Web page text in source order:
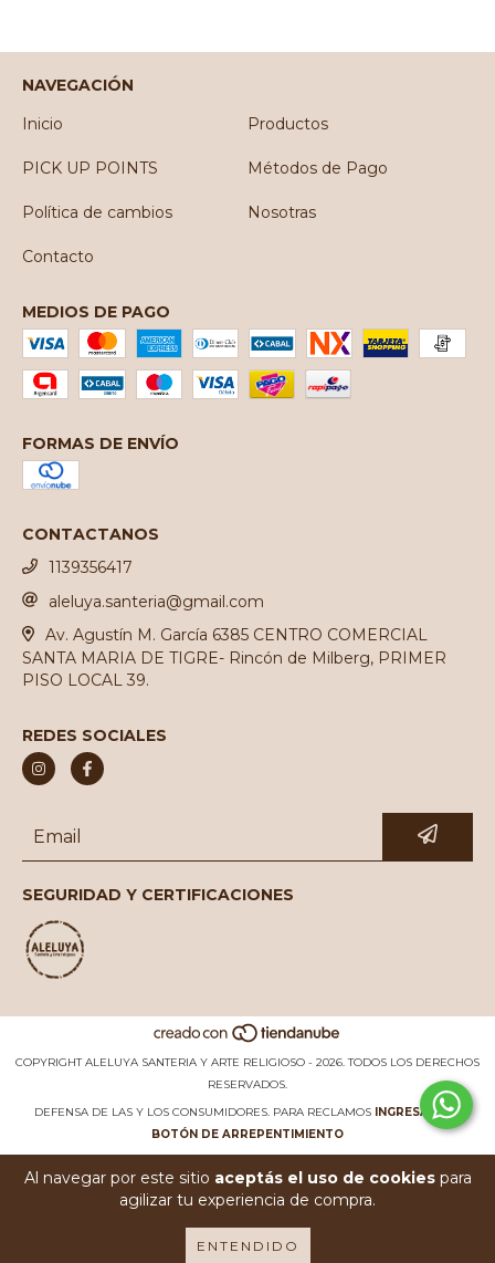
Al navegar por este sitio aceptás el uso de cookiespara
agilizar tu experiencia de compra.
ENTENDIDO
NAVEGACIÓN
Inicio
Productos
PICK UP POINTS Métodos de Pago
Política de cambios Nosotras
Contacto
MEDIOS DE PAGO
FORMAS DE ENVÍO
CONTACTANOS
1139356417
aleluya.santeria@gmail.com
Av. Agustín M. García 6385 CENTRO COMERCIAL
SANTA MARIA DE TIGRE- Rincón de Milberg, PRIMER
PISO LOCAL 39.
REDES SOCIALES
SEGURIDAD Y CERTIFICACIONES
COPYRIGHT ALELUYA SANTERIA Y ARTE RELIGIOSO - 2026. TODOS LOS DERECHOS
RESERVADOS.
DEFENSA DE LAS Y LOS CONSUMIDORES. PARA RECLAMOS INGRESÁ ACÁ.
BOTÓN DE ARREPENTIMIENTO